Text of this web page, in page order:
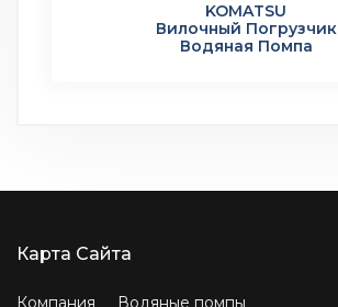
KOMATSU
Вилочный Погрузчик
Водяная Помпа
Карта Сайта
Компания Водяные помпы